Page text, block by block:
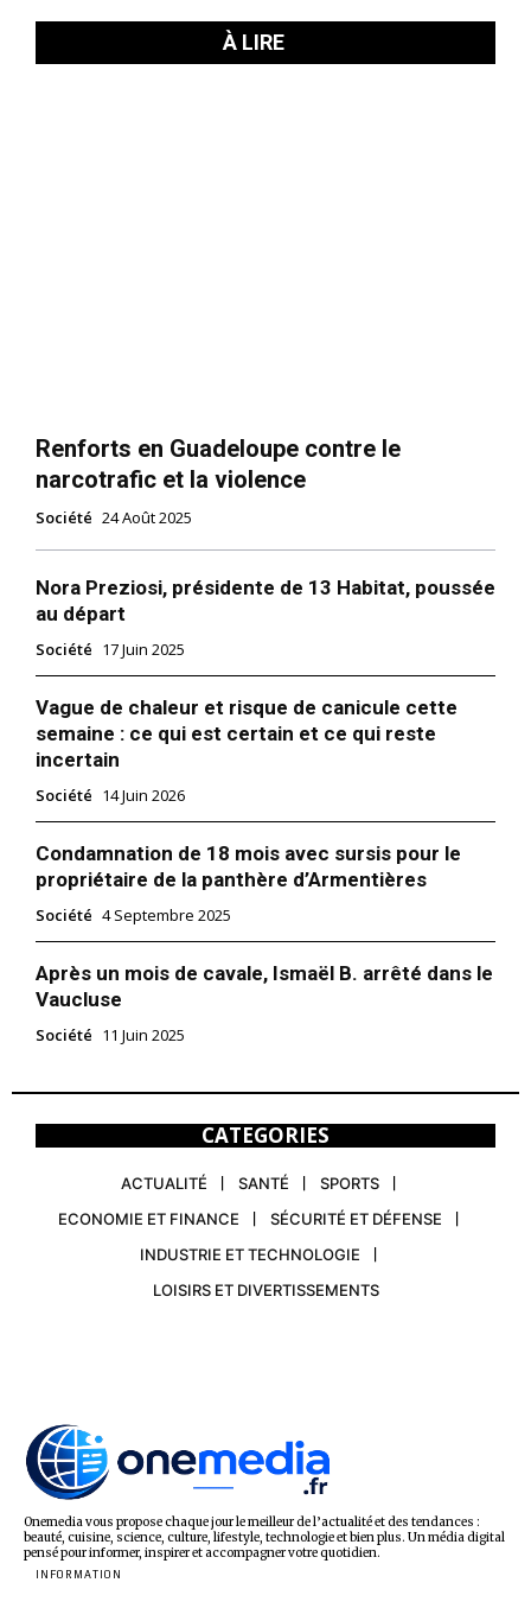
À LIRE
Renforts en Guadeloupe contre le
narcotrafic et la violence
Société 24 Août 2025
Nora Preziosi, présidente de 13 Habitat, poussée
au départ
Société 17 Juin 2025
Vague de chaleur et risque de canicule cette
semaine : ce qui est certain et ce qui reste
incertain
Société 14 Juin 2026
Condamnation de 18 mois avec sursis pour le
propriétaire de la panthère d’Armentières
Société 4 Septembre 2025
Après un mois de cavale, Ismaël B. arrêté dans le
Vaucluse
Société 11 Juin 2025
CATEGORIES
ACTUALITÉ SANTÉ
SPORTS
ECONOMIE ET FINANCE
SÉCURITÉ ET DÉFENSE
INDUSTRIE ET TECHNOLOGIE
LOISIRS ET DIVERTISSEMENTS
Onemedia vous propose chaque jour le meilleur de l’actualité et des tendances :
beauté, cuisine, science, culture, lifestyle, technologie et bien plus. Un média digital
pensé pour informer, inspirer et accompagner votre quotidien.
INFORMATION